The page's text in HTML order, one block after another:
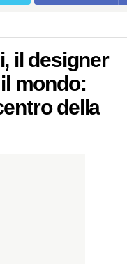
il designer
mondo:
della